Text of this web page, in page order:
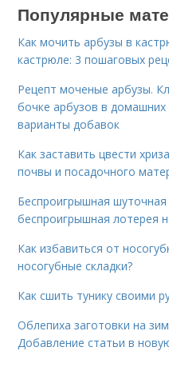
Популярные
Как мочить арбузы в
кастрюле: 3 пошаговых
Рецепт моченые арбузы.
бочке арбузов в домашних
варианты добавок
Как заставить цвести
почвы и посадочного
Беспроигрышная
беспроигрышная лотерея
Как избавиться от
носогубные складки?
Как сшить тунику своими
Облепиха заготовки на
Добавление статьи в